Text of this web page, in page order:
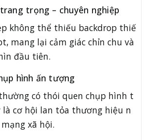
trọng – chuyên nghiệp
không thể thiếu backdrop thiế
mang lại cảm giác chỉn chu và
đầu tiên.
hình ấn tượng
có thói quen chụp hình t
là cơ hội lan tỏa thương hiệu n
xã hội.